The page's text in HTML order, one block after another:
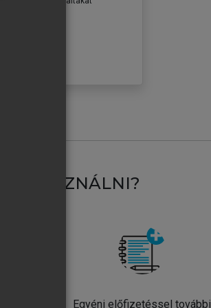
HASZNÁLNI?
Egyéni előfizetéssel további